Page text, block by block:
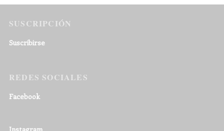
SUSCRIPCIÓN
Suscribirse
REDES SOCIALES
Facebook